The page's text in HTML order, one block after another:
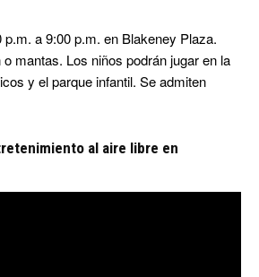
p.m. a 9:00 p.m. en Blakeney Plaza.
mantas. Los niños podrán jugar en la
y el parque infantil. Se admiten
al aire libre en